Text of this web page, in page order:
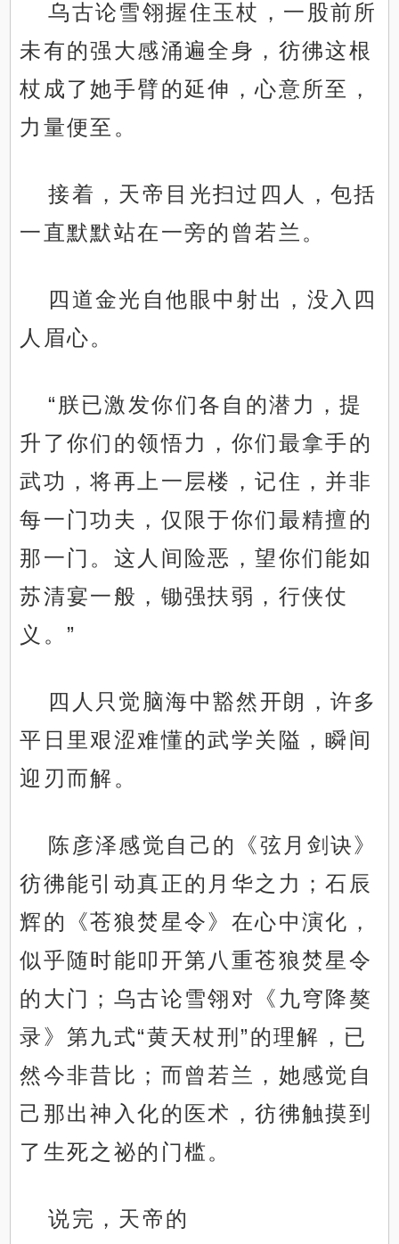
乌古论雪翎握住玉杖，一股前所
未有的强大感涌遍全身，彷彿这根
杖成了她手臂的延伸，心意所至，
力量便至。
接着，天帝目光扫过四人，包括
一直默默站在一旁的曾若兰。
四道金光自他眼中射出，没入四
人眉心。
“朕已激发你们各自的潜力，提
升了你们的领悟力，你们最拿手的
武功，将再上一层楼，记住，并非
每一门功夫，仅限于你们最精擅的
那一门。这人间险恶，望你们能如
苏清宴一般，锄强扶弱，行侠仗
义。”
四人只觉脑海中豁然开朗，许多
平日里艰涩难懂的武学关隘，瞬间
迎刃而解。
陈彦泽感觉自己的《弦月剑诀》
彷彿能引动真正的月华之力；石辰
辉的《苍狼焚星令》在心中演化，
似乎随时能叩开第八重苍狼焚星令
的大门；乌古论雪翎对《九穹降獒
录》第九式“黄天杖刑”的理解，已
然今非昔比；而曾若兰，她感觉自
己那出神入化的医术，彷彿触摸到
了生死之祕的门槛。
说完，天帝的